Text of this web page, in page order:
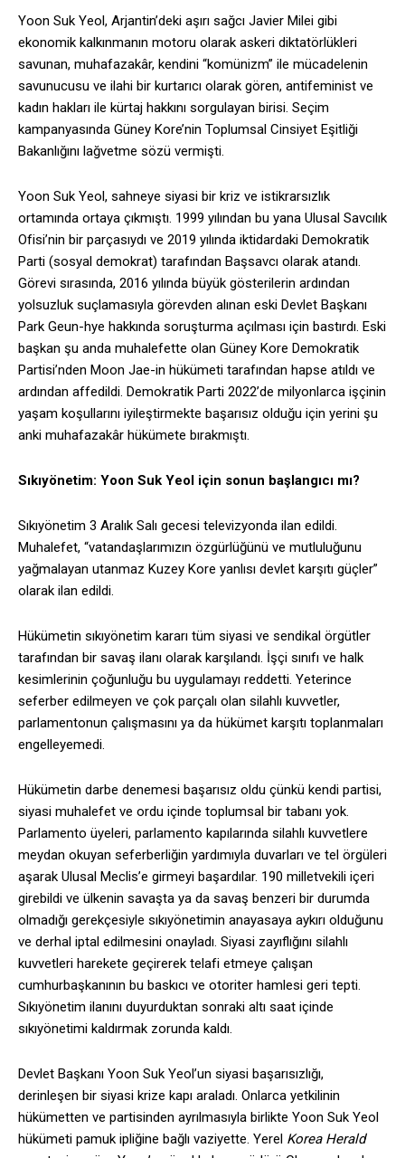
Yoon Suk Yeol, Arjantin’deki aşırı sağcı Javier Milei gibi
ekonomik kalkınmanın motoru olarak askeri diktatörlükleri
savunan, muhafazakâr, kendini “komünizm” ile mücadelenin
savunucusu ve ilahi bir kurtarıcı olarak gören, antifeminist ve
kadın hakları ile kürtaj hakkını sorgulayan birisi. Seçim
kampanyasında Güney Kore’nin Toplumsal Cinsiyet Eşitliği
Bakanlığını lağvetme sözü vermişti.
Yoon Suk Yeol, sahneye siyasi bir kriz ve istikrarsızlık
ortamında ortaya çıkmıştı. 1999 yılından bu yana Ulusal Savcılık
Ofisi’nin bir parçasıydı ve 2019 yılında iktidardaki Demokratik
Parti (sosyal demokrat) tarafından Başsavcı olarak atandı.
Görevi sırasında, 2016 yılında büyük gösterilerin ardından
yolsuzluk suçlamasıyla görevden alınan eski Devlet Başkanı
Park Geun-hye hakkında soruşturma açılması için bastırdı. Eski
başkan şu anda muhalefette olan Güney Kore Demokratik
Partisi’nden Moon Jae-in hükümeti tarafından hapse atıldı ve
ardından affedildi. Demokratik Parti 2022’de milyonlarca işçinin
yaşam koşullarını iyileştirmekte başarısız olduğu için yerini şu
anki muhafazakâr hükümete bırakmıştı.
Sıkıyönetim: Yoon Suk Yeol için sonun başlangıcı mı?
Sıkıyönetim 3 Aralık Salı gecesi televizyonda ilan edildi.
Muhalefet, “vatandaşlarımızın özgürlüğünü ve mutluluğunu
yağmalayan utanmaz Kuzey Kore yanlısı devlet karşıtı güçler”
olarak ilan edildi.
Hükümetin sıkıyönetim kararı tüm siyasi ve sendikal örgütler
tarafından bir savaş ilanı olarak karşılandı. İşçi sınıfı ve halk
kesimlerinin çoğunluğu bu uygulamayı reddetti. Yeterince
seferber edilmeyen ve çok parçalı olan silahlı kuvvetler,
parlamentonun çalışmasını ya da hükümet karşıtı toplanmaları
engelleyemedi.
Hükümetin darbe denemesi başarısız oldu çünkü kendi partisi,
siyasi muhalefet ve ordu içinde toplumsal bir tabanı yok.
Parlamento üyeleri, parlamento kapılarında silahlı kuvvetlere
meydan okuyan seferberliğin yardımıyla duvarları ve tel örgüleri
aşarak Ulusal Meclis’e girmeyi başardılar. 190 milletvekili içeri
girebildi ve ülkenin savaşta ya da savaş benzeri bir durumda
olmadığı gerekçesiyle sıkıyönetimin anayasaya aykırı olduğunu
ve derhal iptal edilmesini onayladı. Siyasi zayıflığını silahlı
kuvvetleri harekete geçirerek telafi etmeye çalışan
cumhurbaşkanının bu baskıcı ve otoriter hamlesi geri tepti.
Sıkıyönetim ilanını duyurduktan sonraki altı saat içinde
sıkıyönetimi kaldırmak zorunda kaldı.
Devlet Başkanı Yoon Suk Yeol’un siyasi başarısızlığı,
derinleşen bir siyasi krize kapı araladı. Onlarca yetkilinin
hükümetten ve partisinden ayrılmasıyla birlikte Yoon Suk Yeol
hükümeti pamuk ipliğine bağlı vaziyette. Yerel Korea Herald